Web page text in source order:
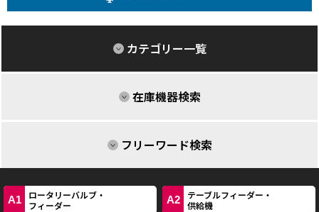
カテゴリー一覧
在庫機器検索
フリーワード検索
A1
ロータリーバルブ・
フィーダー
A2
テーブルフィーダー・
供給機